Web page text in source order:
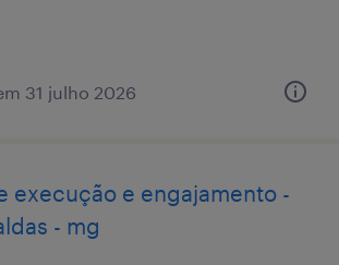
31 julho 2026
execução e engajamento -
- mg